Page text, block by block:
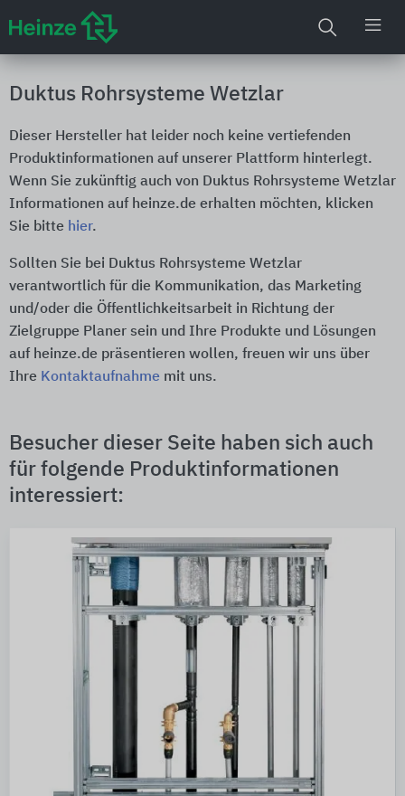
Duktus Rohrsysteme Wetzlar
Dieser Hersteller hat leider noch keine vertiefenden
Produktinformationen auf unserer Plattform hinterlegt.
Wenn Sie zukünftig auch von Duktus Rohrsysteme Wetzlar
Informationen auf heinze.de erhalten möchten, klicken
Sie bitte hier.
Sollten Sie bei Duktus Rohrsysteme Wetzlar
verantwortlich für die Kommunikation, das Marketing
und/oder die Öffentlichkeitsarbeit in Richtung der
Zielgruppe Planer sein und Ihre Produkte und Lösungen
auf heinze.de präsentieren wollen, freuen wir uns über
Ihre Kontaktaufnahme mit uns.
Besucher dieser Seite haben sich auch
für folgende Produktinformationen
interessiert: